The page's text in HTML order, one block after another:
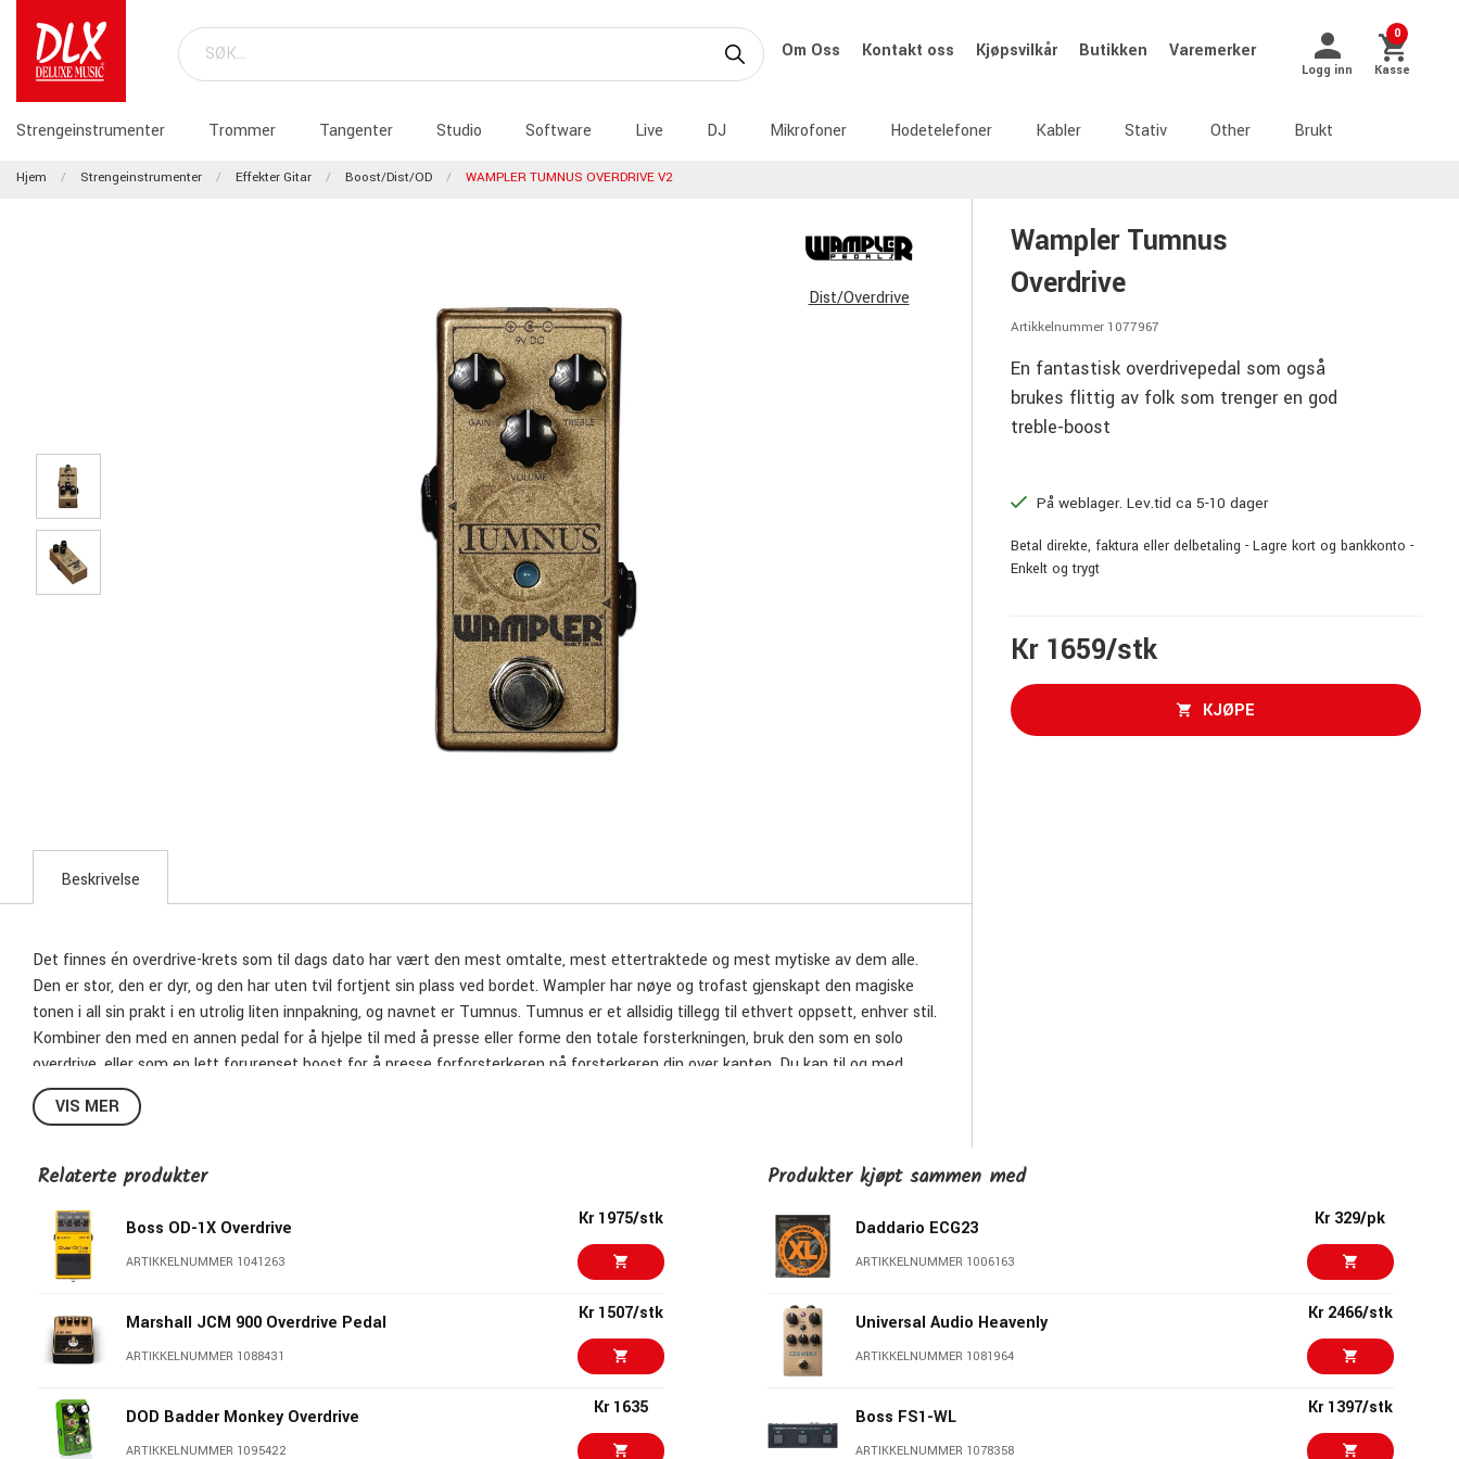
Om Oss Kontakt oss Kjøpsvilkår Butikken Varemerker
Logg inn
0
Kasse
Strengeinstrumenter Trommer Tangenter Studio Software Live DJ Mikrofoner Hodetelefoner Kabler Stativ Other Brukt
Hjem Strengeinstrumenter Effekter Gitar Boost/Dist/OD WAMPLER TUMNUS OVERDRIVE V2
Dist/Overdrive
Wampler Tumnus
Overdrive
Artikkelnummer 1077967
En fantastisk overdrivepedal som også
brukes flittig av folk som trenger en god
treble-boost
På weblager. Lev.tid ca 5-10 dager
Betal direkte, faktura eller delbetaling - Lagre kort og bankkonto -
Enkelt og trygt
Kr 1659/stk
KJØPE
Beskrivelse
Det finnes én overdrive-krets som til dags dato har vært den mest omtalte, mest ettertraktede og mest mytiske av dem alle.
Den er stor, den er dyr, og den har uten tvil fortjent sin plass ved bordet. Wampler har nøye og trofast gjenskapt den magiske
tonen i all sin prakt i en utrolig liten innpakning, og navnet er Tumnus. Tumnus er et allsidig tillegg til ethvert oppsett, enhver stil.
Kombiner den med en annen pedal for å hjelpe til med å presse eller forme den totale forsterkningen, bruk den som en solo
overdrive, eller som en lett forurenset boost for å presse forforsterkeren på forsterkeren din over kanten. Du kan til og med
bruke den som en buffer, for akkurat som originalen er denne pedalen ikke true bypass. I stedet, trofast mot originalen,
inneholder denne pedalen en buffered bypass-lyd som er legendarisk i sin egen rett. Tumnus' strømlinjeformede 3-
til å påstå at den har magiske komponenter, eller at vi har hentet ut 60 år gamle dioder som gjør den perfekt, men vi kan si at
oss innse det, ikke alle har plass til et firebeint monster på brettet sitt. Denne mindre versjonen glir inn og ut av utallige trange
situasjoner. Nå kan du ha tonen. Nå kan du ha historien. Nå kan du ha det hele uten å måtte selge dine kjære utstyrsfølelser.
The Wampler Tumnus, som står opp for den fantastiske tonen, men uten de vanlige oppblåste påstandene som ofte er
VIS MER
Relaterte produkter
Boss OD-1X Overdrive
ARTIKKELNUMMER 1041263
Kr 1975/stk
Marshall JCM 900 Overdrive Pedal
ARTIKKELNUMMER 1088431
Kr 1507/stk
DOD Badder Monkey Overdrive
ARTIKKELNUMMER 1095422
Kr 1635
Produkter kjøpt sammen med
Daddario ECG23
ARTIKKELNUMMER 1006163
Kr 329/pk
Universal Audio Heavenly
ARTIKKELNUMMER 1081964
Kr 2466/stk
Boss FS1-WL
ARTIKKELNUMMER 1078358
Kr 1397/stk